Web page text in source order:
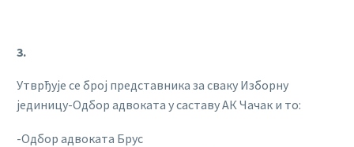
3.
Утврђује се број представника за сваку Изборну
јединицу-Одбор адвоката у саставу АК Чачак и то:
-Одбор адвоката Брус